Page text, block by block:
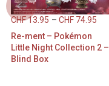
CHF13.95 – CHF 74.95
Re-ment – Pokémon
Little Night Collection 2 –
Blind Box